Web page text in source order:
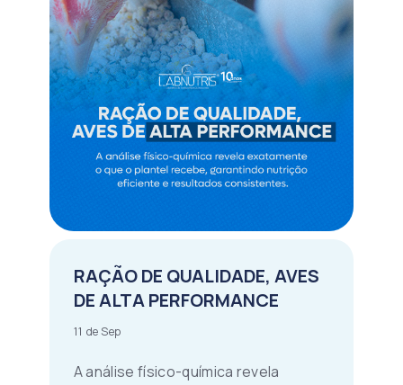
RAÇÃO DE QUALIDADE, AVES
DE ALTA PERFORMANCE
11 de Sep
A análise físico-química revela